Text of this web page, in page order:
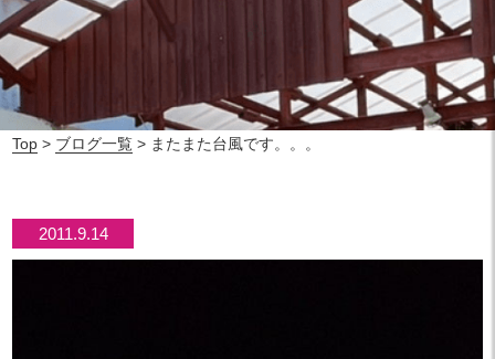
Top > ブログ一覧 > またまた台風です。。。
2011.9.14